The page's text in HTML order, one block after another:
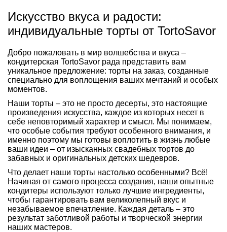
Искусство вкуса и радости:
индивидуальные торты от TortoSavor
Добро пожаловать в мир волшебства и вкуса –
кондитерская TortoSavor рада представить вам
уникальное предложение: торты на заказ, созданные
специально для воплощения ваших мечтаний и особых
моментов.
Наши торты – это не просто десерты, это настоящие
произведения искусства, каждое из которых несет в
себе неповторимый характер и смысл. Мы понимаем,
что особые события требуют особенного внимания, и
именно поэтому мы готовы воплотить в жизнь любые
ваши идеи – от изысканных свадебных тортов до
забавных и оригинальных детских шедевров.
Что делает наши торты настолько особенными? Всё!
Начиная от самого процесса создания, наши опытные
кондитеры используют только лучшие ингредиенты,
чтобы гарантировать вам великолепный вкус и
незабываемое впечатление. Каждая деталь – это
результат заботливой работы и творческой энергии
наших мастеров.